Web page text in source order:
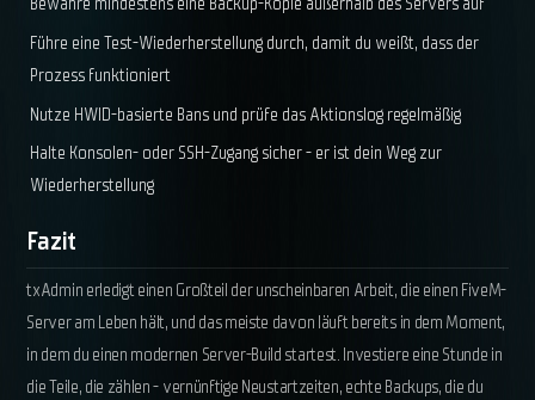
Führe eine Test-Wiederherstellung durch, damit du weißt, dass der
Prozess funktioniert
Nutze HWID-basierte Bans und prüfe das Aktionslog regelmäßig
Halte Konsolen- oder SSH-Zugang sicher - er ist dein Weg zur
Wiederherstellung
Fazit
txAdmin erledigt einen Großteil der unscheinbaren Arbeit, die einen FiveM-
Server am Leben hält, und das meiste davon läuft bereits in dem Moment,
in dem du einen modernen Server-Build startest. Investiere eine Stunde in
die Teile, die zählen - vernünftige Neustartzeiten, echte Backups, die du